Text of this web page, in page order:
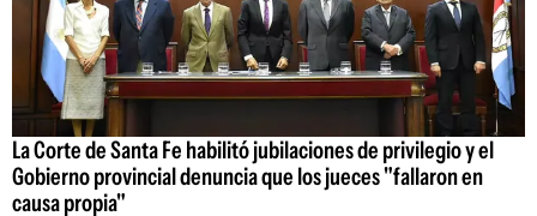
La Corte de Santa Fe habilitó jubilaciones de privilegio y el
Gobierno provincial denuncia que los jueces "fallaron en
causa propia"